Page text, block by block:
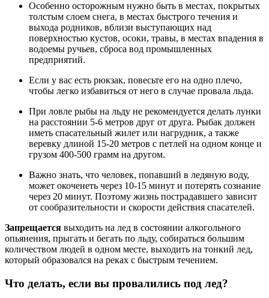
Особенно осторожным нужно быть в местах, покрытых
толстым слоем снега, в местах быстрого течения и
выхода родников, вблизи выступающих над
поверхностью кустов, осоки, травы, в местах впадения в
водоемы ручьев, сброса вод промышленных
предприятий.
Если у вас есть рюкзак, повесьте его на одно плечо,
чтобы легко избавиться от него в случае провала льда.
При ловле рыбы на льду не рекомендуется делать лунки
на расстоянии 5-6 метров друг от друга. Рыбак должен
иметь спасательный жилет или нагрудник, а также
веревку длиной 15-20 метров с петлей на одном конце и
грузом 400-500 грамм на другом.
Важно знать, что человек, попавший в ледяную воду,
может окоченеть через 10-15 минут и потерять сознание
через 20 минут. Поэтому жизнь пострадавшего зависит
от сообразительности и скорости действия спасателей.
Запрещается выходить на лед в состоянии алкогольного
опьянения, прыгать и бегать по льду, собираться большим
количеством людей в одном месте, выходить на тонкий лед,
который образовался на реках с быстрым течением.
Что делать, если вы провалились под лед?